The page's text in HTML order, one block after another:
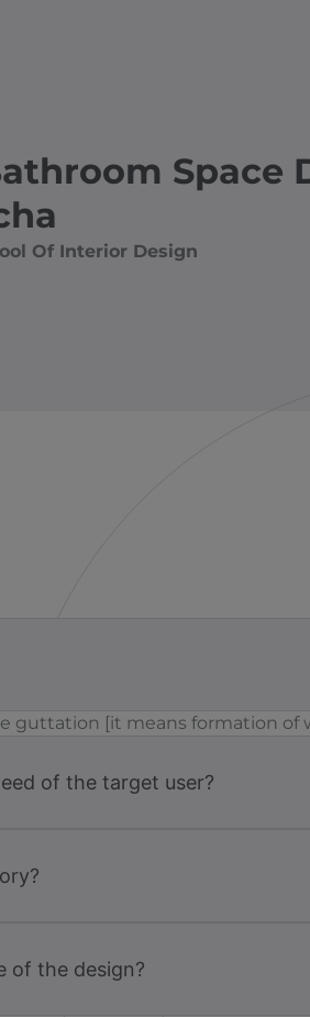
Space
Of Interior Design
guttation [it means formation of
of the target user?
of the design?